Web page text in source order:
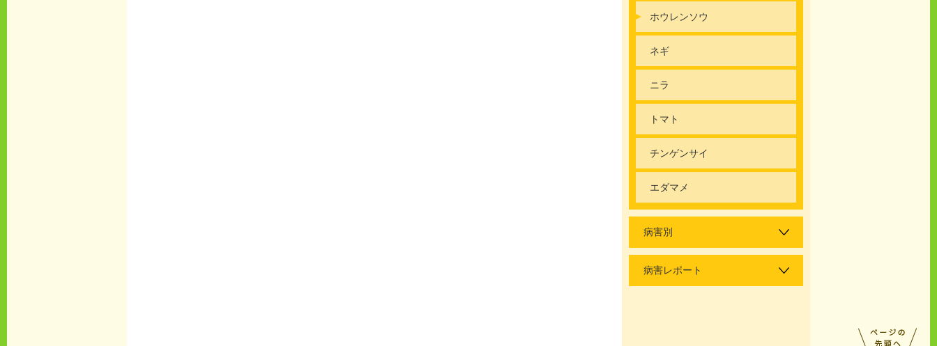
ホウレンソウ
ネギ
ニラ
トマト
チンゲンサイ
エダマメ
病害別
病害レポート